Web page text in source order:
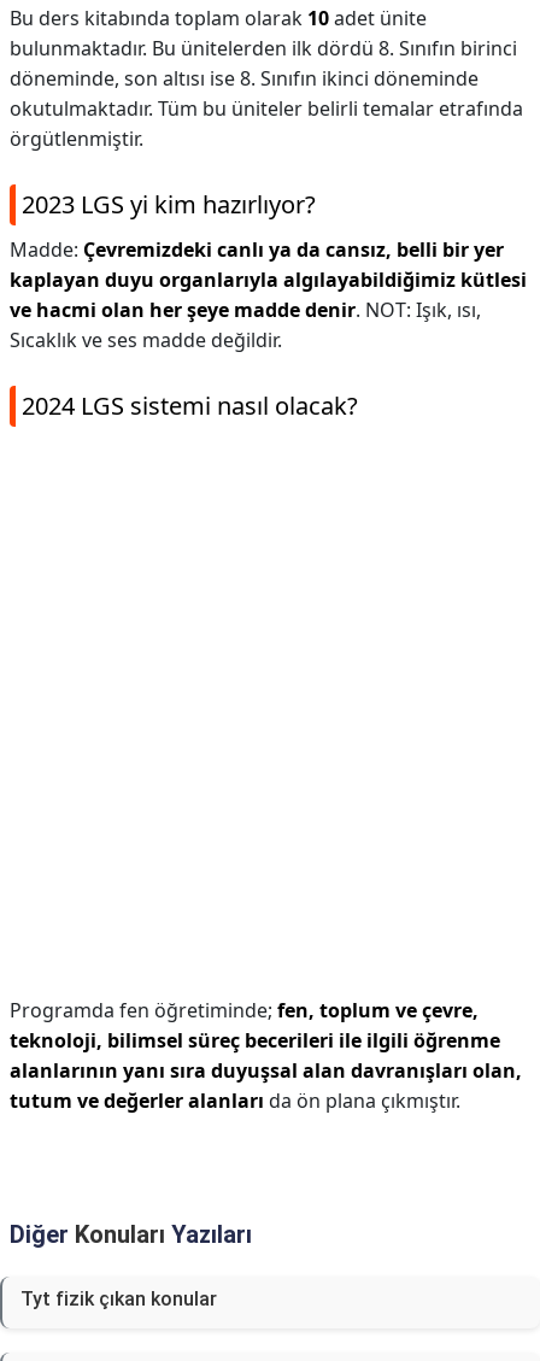
Bu ders kitabında toplam olarak 10adet ünite
bulunmaktadır. Bu ünitelerden ilk dördü 8. Sınıfın birinci
döneminde, son altısı ise 8. Sınıfın ikinci döneminde
okutulmaktadır. Tüm bu üniteler belirli temalar etrafında
örgütlenmiştir.
2023 LGS yi kim hazırlıyor?
Madde: Çevremizdeki canlı ya da cansız, belli bir yer
kaplayan duyu organlarıyla algılayabildiğimiz kütlesi
ve hacmi olan her şeye madde denir. NOT: Işık, ısı,
Sıcaklık ve ses madde değildir.
2024 LGS sistemi nasıl olacak?
Programda fen öğretiminde; fen, toplum ve çevre,
teknoloji, bilimsel süreç becerileri ile ilgili öğrenme
alanlarının yanı sıra duyuşsal alan davranışları olan,
tutum ve değerler alanları da ön plana çıkmıştır.
Diğer Konuları Yazıları
Tyt fizik çıkan konular